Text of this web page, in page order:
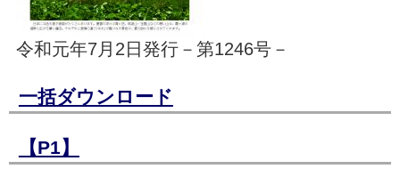
令和元年7月2日発行－第1246号－
一括ダウンロード
【P1】